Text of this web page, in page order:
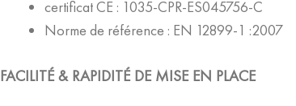
certificat CE : 1035-CPR-ES045756-C
Norme de référence : EN 12899-1 :2007
FACILITÉ & RAPIDITÉ DE MISE EN PLACE